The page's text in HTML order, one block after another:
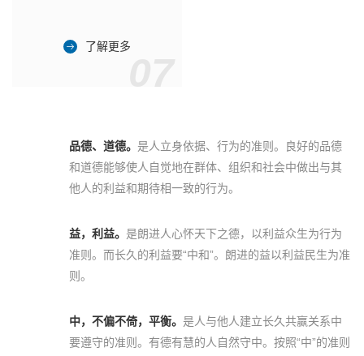
了解更多
品德、道德。 是人立身依据、行为的准则。良好的品德
和道德能够使人自觉地在群体、组织和社会中做出与其
他人的利益和期待相一致的行为。
益，利益。 是朗进人心怀天下之德，以利益众生为行为
准则。而长久的利益要“中和”。朗进的益以利益民生为准
则。
中，不偏不倚，平衡。 是人与他人建立长久共赢关系中
要遵守的准则。有德有慧的人自然守中。按照“中”的准则